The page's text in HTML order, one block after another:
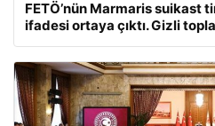
FETÖ’nün Marmaris suikast
ifadesi ortaya çıktı. Gizli